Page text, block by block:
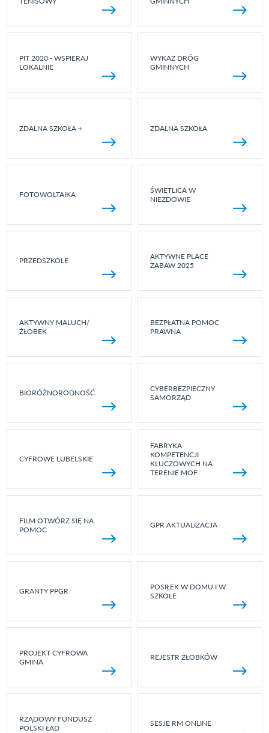
PIT 2020 - WSPIERAJ
LOKALNIE
WYKAZ DRÓG
GMINNYCH
ZDALNA SZKOŁA + ZDALNA SZKOŁA
FOTOWOLTAIKA
ŚWIETLICA W
NIEZDOWIE
PRZEDSZKOLE
AKTYWNE PLACE
ZABAW 2025
AKTYWNY MALUCH/
ŻŁOBEK
BEZPŁATNA POMOC
PRAWNA
BIORÓŻNORODNOŚĆ
CYBERBEZPIECZNY
SAMORZĄD
CYFROWE LUBELSKIE
FABRYKA
KOMPETENCJI
KLUCZOWYCH NA
TERENIE MOF
FILM OTWÓRZ SIĘ NA
POMOC
GPR AKTUALIZACJA
GRANTY PPGR
POSIŁEK W DOMU I W
SZKOLE
PROJEKT CYFROWA
GMINA
REJESTR ŻŁOBKÓW
RZĄDOWY FUNDUSZ
POLSKI ŁAD
SESJE RM ONLINE